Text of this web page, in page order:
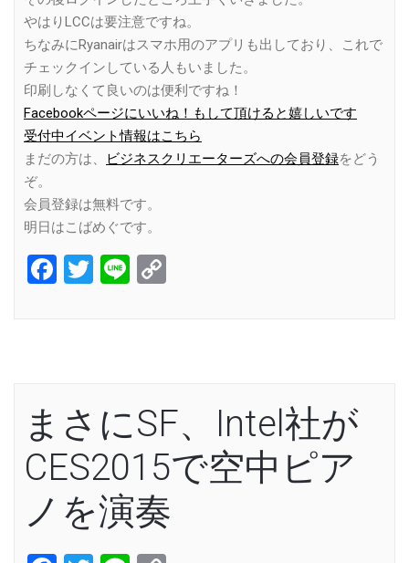
やはりLCCは要注意ですね。
ちなみにRyanairはスマホ用のアプリも出しており、これで
チェックインしている人もいました。
印刷しなくて良いのは便利ですね！
Facebookページにいいね！もして頂けると嬉しいです
受付中イベント情報はこちら
まだの方は、
ビジネスクリエーターズへの会員登録をどう
ぞ。
会員登録は無料です。
明日はこばめぐです。
Facebook
Twitter
Line
まさにSF、Intel社が
CES2015で空中ピア
ノを演奏